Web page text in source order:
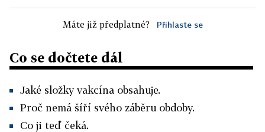
Máte již předplatné? Přihlaste se
Co se dočtete dál
Jaké složky vakcína obsahuje.
Proč nemá šíří svého záběru obdoby.
Co ji teď čeká.